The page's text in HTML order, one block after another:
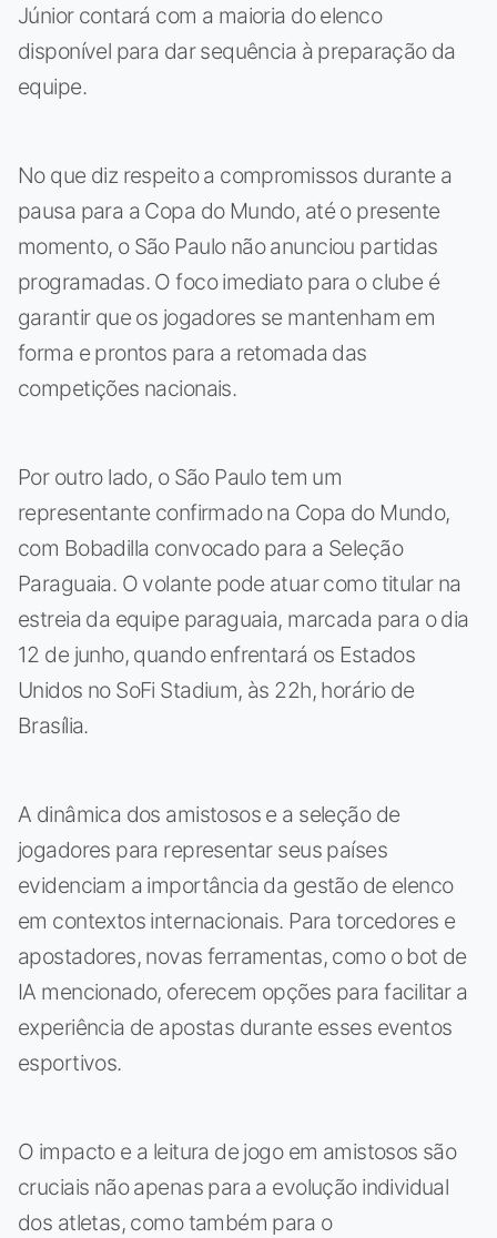
Júnior contará com a maioria do elenco
disponível para dar sequência à preparação da
equipe.
No que diz respeito a compromissos durante a
pausa para a Copa do Mundo, até o presente
momento, o São Paulo não anunciou partidas
programadas. O foco imediato para o clube é
garantir que os jogadores se mantenham em
forma e prontos para a retomada das
competições nacionais.
Por outro lado, o São Paulo tem um
representante confirmado na Copa do Mundo,
com Bobadilla convocado para a Seleção
Paraguaia. O volante pode atuar como titular na
estreia da equipe paraguaia, marcada para o dia
12 de junho, quando enfrentará os Estados
Unidos no SoFi Stadium, às 22h, horário de
Brasília.
A dinâmica dos amistosos e a seleção de
jogadores para representar seus países
evidenciam a importância da gestão de elenco
em contextos internacionais. Para torcedores e
apostadores, novas ferramentas, como o bot de
IA mencionado, oferecem opções para facilitar a
experiência de apostas durante esses eventos
esportivos.
O impacto e a leitura de jogo em amistosos são
cruciais não apenas para a evolução individual
dos atletas, como também para o